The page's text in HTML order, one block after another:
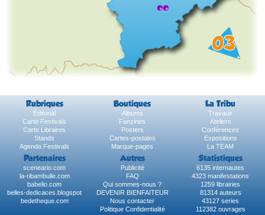
Rubriques Boutiques La Tribu
Éditorial Albums
Travaux
Carte Festivals
Fanzines
Ateliers
Carte Libraires
Posters
Conférences
Stands
Cartes-postales
Expositions
Agenda Festivals
Marque-pages La TEAM
Partenaires Autres Statistiques
sceneario.com Publicité
6135 internautes
la-ribambulle.com
FAQ
4323 manifestations
babelio.com
Qui sommes-nous ?
1259 librairies
belles-dedicaces.blogspot
DEVENIR BIENFAITEUR
81314 auteurs
bedetheque.com
Nous contacter
43127 series
Politique Confidentialité
112382 ouvrages